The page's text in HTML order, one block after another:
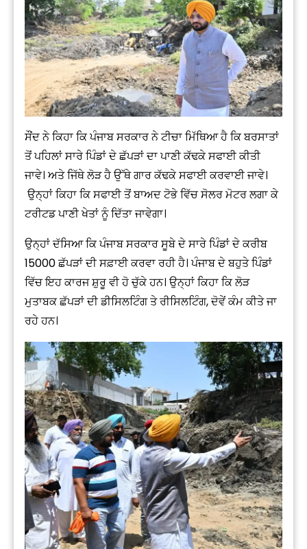
ਸੌਂਦ ਨੇ ਕਿਹਾ ਕਿ ਪੰਜਾਬ ਸਰਕਾਰ ਨੇ ਟੀਚਾ ਮਿੱਥਿਆ ਹੈ ਕਿ ਬਰਸਾਤਾਂ
ਤੋਂ ਪਹਿਲਾਂ ਸਾਰੇ ਪਿੰਡਾਂ ਦੇ ਛੱਪੜਾਂ ਦਾ ਪਾਣੀ ਕੱਢਕੇ ਸਫਾਈ ਕੀਤੀ
ਜਾਵੇ। ਅਤੇ ਜਿੱਥੇ ਲੋੜ ਹੈ ਉੱਥੇ ਗਾਰ ਕੱਢਕੇ ਸਫਾਈ ਕਰਵਾਈ ਜਾਵੇ।
ਉਨ੍ਹਾਂ ਕਿਹਾ ਕਿ ਸਫਾਈ ਤੋਂ ਬਾਅਦ ਟੋਭੇ ਵਿੱਚ ਸੋਲਰ ਮੋਟਰ ਲਗਾ ਕੇ
ਟਰੀਟਡ ਪਾਣੀ ਖੇਤਾਂ ਨੂੰ ਦਿੱਤਾ ਜਾਵੇਗਾ।
ਉਨ੍ਹਾਂ ਦੱਸਿਆ ਕਿ ਪੰਜਾਬ ਸਰਕਾਰ ਸੂਬੇ ਦੇ ਸਾਰੇ ਪਿੰਡਾਂ ਦੇ ਕਰੀਬ
15000 ਛੱਪੜਾਂ ਦੀ ਸਫ਼ਾਈ ਕਰਵਾ ਰਹੀ ਹੈ। ਪੰਜਾਬ ਦੇ ਬਹੁਤੇ ਪਿੰਡਾਂ
ਵਿੱਚ ਇਹ ਕਾਰਜ ਸ਼ੁਰੂ ਵੀ ਹੋ ਚੁੱਕੇ ਹਨ। ਉਨ੍ਹਾਂ ਕਿਹਾ ਕਿ ਲੋੜ
ਮੁਤਾਬਕ ਛੱਪੜਾਂ ਦੀ ਡੀਸਿਲਟਿੰਗ ਤੇ ਰੀਸਿਲਟਿੰਗ, ਦੋਵੇਂ ਕੰਮ ਕੀਤੇ ਜਾ
ਰਹੇ ਹਨ।